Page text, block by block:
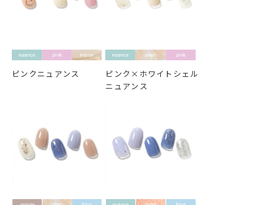
ピンクニュアンス
ピンク×ホワイトシェル
ニュアンス